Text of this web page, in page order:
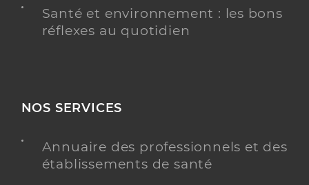
Santé et environnement : les bons
réflexes au quotidien
NOS SERVICES
Annuaire des professionnels et des
établissements de santé